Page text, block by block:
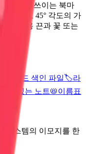
하는 데 쓰이는 북마
적으로 45° 각도의 가
, 장식용 끈과 꽃 또는
카드 색인 파일🏷️라
지가 있는 노트📛이름표
시스템의 이모지를 한